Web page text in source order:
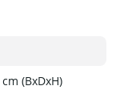
een lange
(BxDxH)